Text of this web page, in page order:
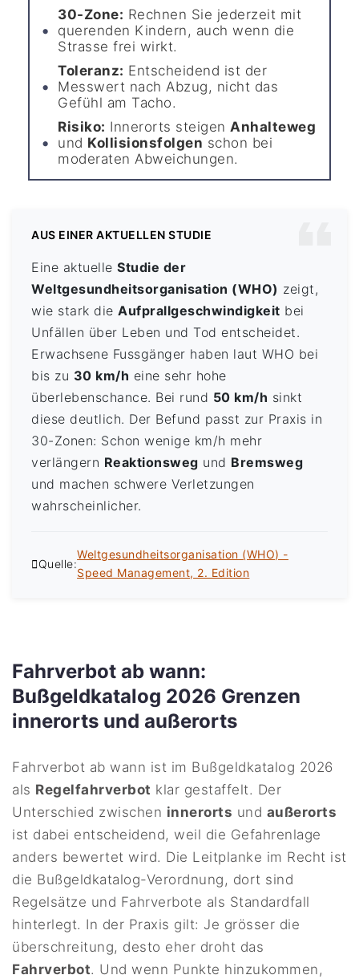
30-Zone: Rechnen Sie jederzeit mit
querenden Kindern, auch wenn die
Strasse frei wirkt.
Toleranz: Entscheidend ist der
Messwert nach Abzug, nicht das
Gefühl am Tacho.
Risiko: Innerorts steigenAnhalteweg
und Kollisionsfolgen schon bei
moderaten Abweichungen.
AUS EINER AKTUELLEN STUDIE
Eine aktuelleStudie der
Weltgesundheitsorganisation (WHO) zeigt,
wie stark dieAufprallgeschwindigkeit bei
Unfällen über Leben und Tod entscheidet.
Erwachsene Fussgänger haben laut WHO bei
bis zu 30 km/h eine sehr hohe
überlebenschance. Bei rund 50 km/h sinkt
diese deutlich. Der Befund passt zur Praxis in
30-Zonen: Schon wenige km/h mehr
verlängern Reaktionsweg und Bremsweg
und machen schwere Verletzungen
wahrscheinlicher.
Quelle:
Weltgesundheitsorganisation (WHO) -
Speed Management, 2. Edition
Fahrverbot ab wann:
Bußgeldkatalog 2026 Grenzen
innerorts und außerorts
Fahrverbot ab wann ist im Bußgeldkatalog 2026
als Regelfahrverbot klar gestaffelt. Der
Unterschied zwischen innerorts und außerorts
ist dabei entscheidend, weil die Gefahrenlage
anders bewertet wird. Die Leitplanke im Recht ist
die Bußgeldkatalog-Verordnung, dort sind
Regelsätze und Fahrverbote als Standardfall
hinterlegt. In der Praxis gilt: Je grösser die
überschreitung, desto eher droht das
Fahrverbot. Und wenn Punkte hinzukommen,